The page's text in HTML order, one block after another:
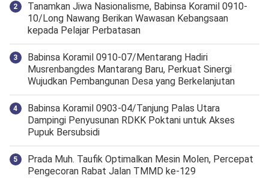
Tanamkan Jiwa Nasionalisme, Babinsa Koramil 0910-
10/Long Nawang Berikan Wawasan Kebangsaan
kepada Pelajar Perbatasan
Babinsa Koramil 0910-07/Mentarang Hadiri
Musrenbangdes Mantarang Baru, Perkuat Sinergi
Wujudkan Pembangunan Desa yang Berkelanjutan
‎Babinsa Koramil 0903-04/Tanjung Palas Utara
Dampingi Penyusunan RDKK Poktani untuk Akses
Pupuk Bersubsidi
Prada Muh. Taufik Optimalkan Mesin Molen, Percepat
Pengecoran Rabat Jalan TMMD ke-129